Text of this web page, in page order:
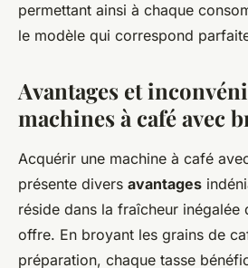
permettant ainsi à chaque
le modèle qui correspond
Avantages et
machines à café avec
Acquérir une machine à café
présente divers avantages
réside dans la fraîcheur inégalée
offre. En broyant les grains de
préparation, chaque tasse